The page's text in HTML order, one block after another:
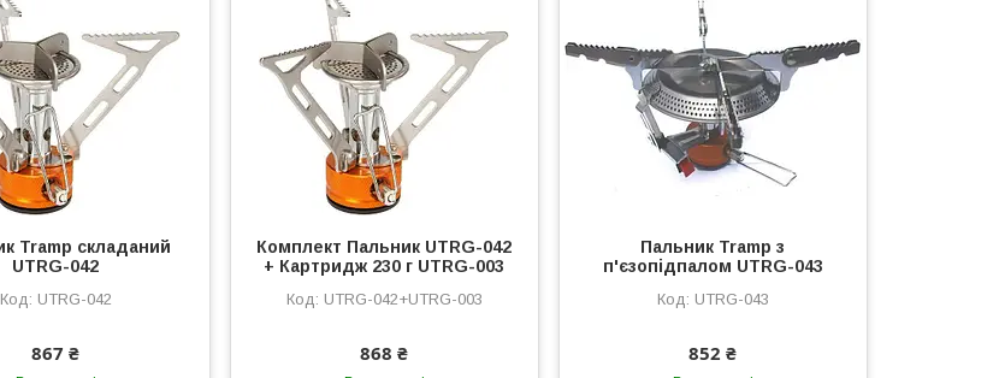
Tramp складаний
UTRG-042
UTRG-042
867 ₴
Комплект Пальник UTRG-042
+ Картридж 230 г UTRG-003
UTRG-042+UTRG-003
868 ₴
Пальник Tramp з
п'єзопідпалом UTRG-043
UTRG-043
852 ₴